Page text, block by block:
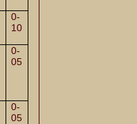
0-
10
0-
05
0-
05